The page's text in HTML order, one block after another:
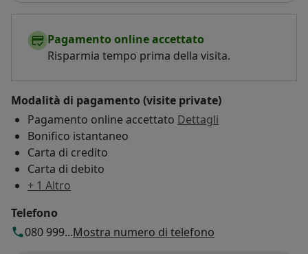
Pagamento online accettato
Risparmia tempo prima della visita.
Modalità di pagamento (visite private)
Pagamento online accettato Dettagli
Bonifico istantaneo
Carta di credito
Carta di debito
+ 1 Altro
Telefono
080 999...Mostra numero di telefono